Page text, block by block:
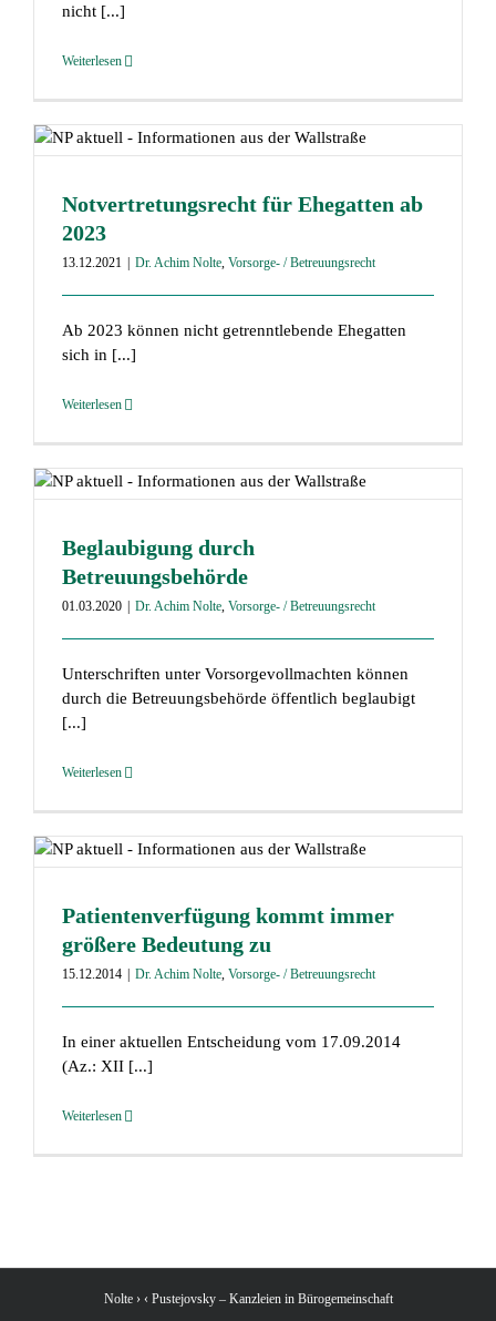
nicht [...]
Weiterlesen
Notvertretungsrecht für Ehegatten ab
2023
13.12.2021 | Dr. Achim Nolte, Vorsorge- / Betreuungsrecht
Ab 2023 können nicht getrenntlebende Ehegatten
sich in [...]
Weiterlesen
Beglaubigung durch
Betreuungsbehörde
01.03.2020 | Dr. Achim Nolte, Vorsorge- / Betreuungsrecht
Unterschriften unter Vorsorgevollmachten können
durch die Betreuungsbehörde öffentlich beglaubigt
[...]
Weiterlesen
Patientenverfügung kommt immer
größere Bedeutung zu
15.12.2014 | Dr. Achim Nolte, Vorsorge- / Betreuungsrecht
In einer aktuellen Entscheidung vom 17.09.2014
(Az.: XII [...]
Weiterlesen
Nolte › ‹ Pustejovsky – Kanzleien in Bürogemeinschaft